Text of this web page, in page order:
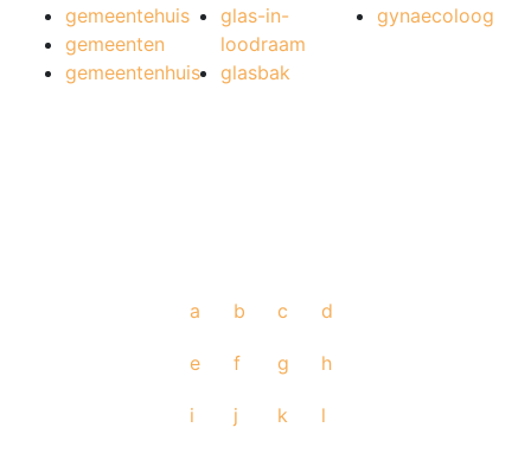
gemeentehuis
gemeenten
gemeentenhuis
glas-in-
loodraam
glasbak
gynaecoloog
a b c d
e f g h
i j k l